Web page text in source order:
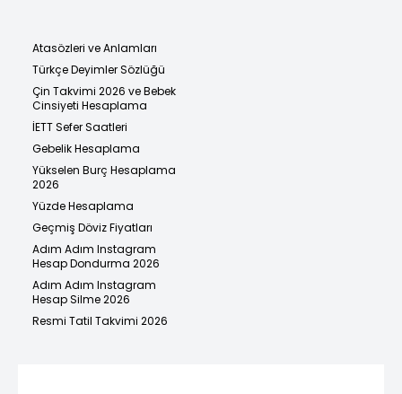
Atasözleri ve Anlamları
Türkçe Deyimler Sözlüğü
Çin Takvimi 2026 ve Bebek
Cinsiyeti Hesaplama
İETT Sefer Saatleri
Gebelik Hesaplama
Yükselen Burç Hesaplama
2026
Yüzde Hesaplama
Geçmiş Döviz Fiyatları
Adım Adım Instagram
Hesap Dondurma 2026
Adım Adım Instagram
Hesap Silme 2026
Resmi Tatil Takvimi 2026